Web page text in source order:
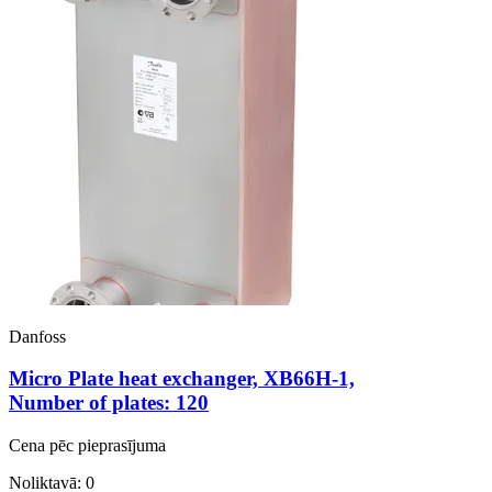
Danfoss
Micro Plate heat exchanger, XB66H-1,
Number of plates: 120
Cena pēc pieprasījuma
Noliktavā: 0